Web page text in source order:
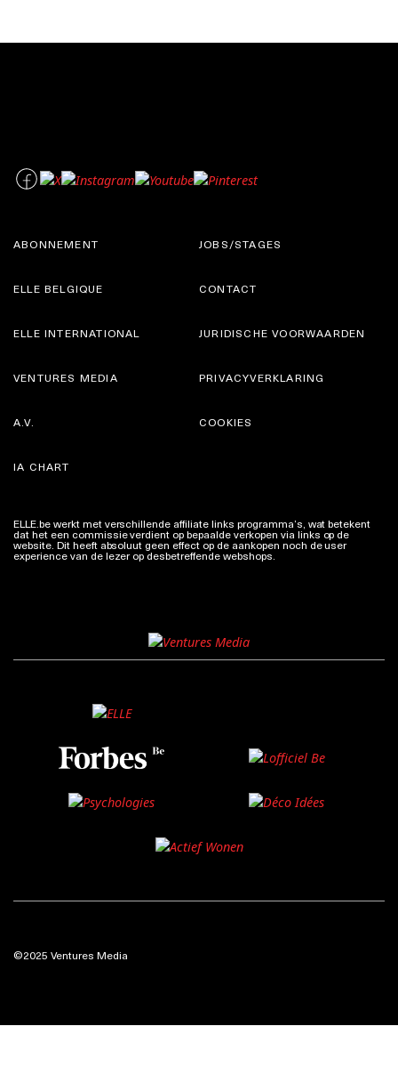
ABONNEMENT
ELLE BELGIQUE
JOBS/STAGES
CONTACT
ELLE INTERNATIONAL
VENTURES MEDIA
JURIDISCHE VOORWAARDEN
PRIVACYVERKLARING
A.V.
IA CHART
COOKIES
ELLE.be werkt met verschillende affiliate links programma’s, wat betekent
dat het een commissie verdient op bepaalde verkopen via links op de
website. Dit heeft absoluut geen effect op de aankopen noch de user
experience van de lezer op desbetreffende webshops.
©2025 Ventures Media